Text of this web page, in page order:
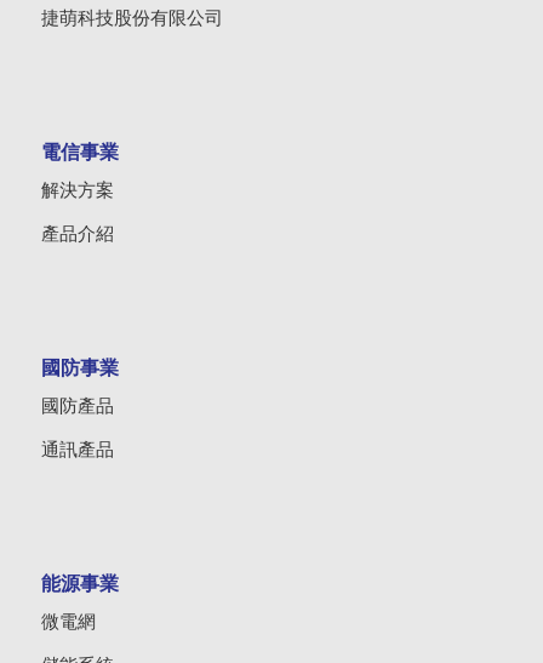
捷萌科技股份有限公司
電信事業
解決方案
產品介紹
國防事業
國防產品
通訊產品
能源事業
微電網